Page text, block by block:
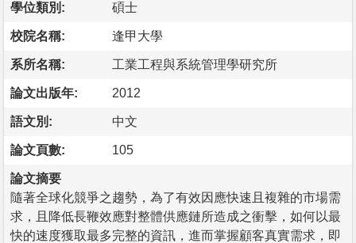
學位類別: 碩士
校院名稱: 逢甲大學
系所名稱: 工業工程與系統管理學研究所
論文出版年: 2012
語文別: 中文
論文頁數: 105
論文摘要
隨著全球化競爭之趨勢，為了有效因應快速且複雜的市場需
求，且降低長鞭效應對整體供應鏈所造成之衝擊，如何以最
快的速度獲取最多完整的資訊，進而掌握顧客真實需求，即